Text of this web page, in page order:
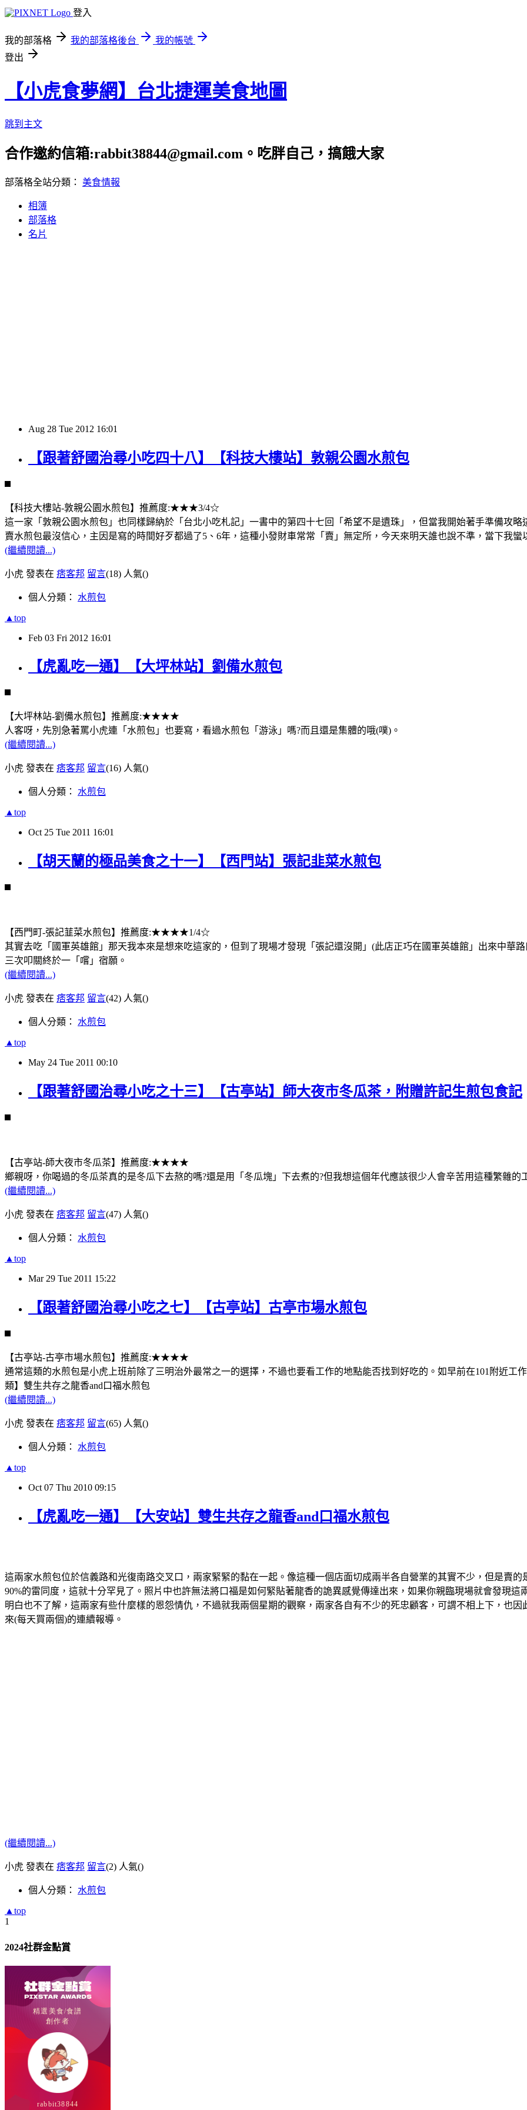
登入
我的部落格 我的部落格後台
我的帳號
登出
【小虎食夢網】台北捷運美食地圖
跳到主文
合作邀約信箱:rabbit38844@gmail.com。吃胖自己，搞餓大家
部落格全站分類： 美食情報
相簿
部落格
名片
Aug 28 Tue 2012 16:01
【跟著舒國治尋小吃四十八】【科技大樓站】敦親公園水煎包
【科技大樓站-敦親公園水煎包】推薦度:★★★3/4☆
這一家「敦親公園水煎包」也同樣歸納於「台北小吃札記」一書中的第四十七回「希望不是遺珠」，但當我開始著手準備攻
賣水煎包最沒信心，主因是寫的時間好歹都過了5、6年，這種小發財車常常「賣」無定所，今天來明天誰也說不準，當下我蠻
(繼續閱讀...)
小虎 發表在 痞客邦 留言(18) 人氣()
個人分類： 水煎包
▲top
Feb 03 Fri 2012 16:01
【虎亂吃一通】【大坪林站】劉備水煎包
【大坪林站-劉備水煎包】推薦度:★★★★
人客呀，先別急著罵小虎連「水煎包」也要寫，看過水煎包「游泳」嗎?而且還是集體的哦(噗)。
(繼續閱讀...)
小虎 發表在 痞客邦 留言(16) 人氣()
個人分類： 水煎包
▲top
Oct 25 Tue 2011 16:01
【胡天蘭的極品美食之十一】【西門站】張記韭菜水煎包
【西門町-張記韮菜水煎包】推薦度:★★★★1/4☆
其實去吃「國軍英雄館」那天我本來是想來吃這家的，但到了現場才發現「張記還沒開」(此店正巧在國軍英雄館」出來中華
三次叩關終於一「嚐」宿願。
(繼續閱讀...)
小虎 發表在 痞客邦 留言(42) 人氣()
個人分類： 水煎包
▲top
May 24 Tue 2011 00:10
【跟著舒國治尋小吃之十三】【古亭站】師大夜市冬瓜茶，附贈許記生煎包食記
【古亭站-師大夜市冬瓜茶】推薦度:★★★★
鄉親呀，你喝過的冬瓜茶真的是冬瓜下去熬的嗎?還是用「冬瓜塊」下去煮的?但我想這個年代應該很少人會辛苦用這種繁雜的
(繼續閱讀...)
小虎 發表在 痞客邦 留言(47) 人氣()
個人分類： 水煎包
▲top
Mar 29 Tue 2011 15:22
【跟著舒國治尋小吃之七】【古亭站】古亭市場水煎包
【古亭站-古亭市場水煎包】推薦度:★★★★
通常這類的水煎包是小虎上班前除了三明治外最常之一的選擇，不過也要看工作的地點能否找到好吃的。如早前在101附近工
類】雙生共存之龍香and口福水煎包
(繼續閱讀...)
小虎 發表在 痞客邦 留言(65) 人氣()
個人分類： 水煎包
▲top
Oct 07 Thu 2010 09:15
【虎亂吃一通】【大安站】雙生共存之龍香and口福水煎包
這兩家水煎包位於信義路和光復南路交叉口，兩家緊緊的黏在一起。像這種一個店面切成兩半各自營業的其實不少，但是賣
90%的雷同度，這就十分罕見了。照片中也許無法將口福是如何緊貼著龍香的詭異感覺傳達出來，如果你親臨現場就會發現
明白也不了解，這兩家有些什麼樣的恩怨情仇，不過就我兩個星期的觀察，兩家各自有不少的死忠顧客，可謂不相上下，也
來(每天買兩個)的連續報導。
(繼續閱讀...)
小虎 發表在 痞客邦 留言(2) 人氣()
個人分類： 水煎包
▲top
1
2024社群金點賞